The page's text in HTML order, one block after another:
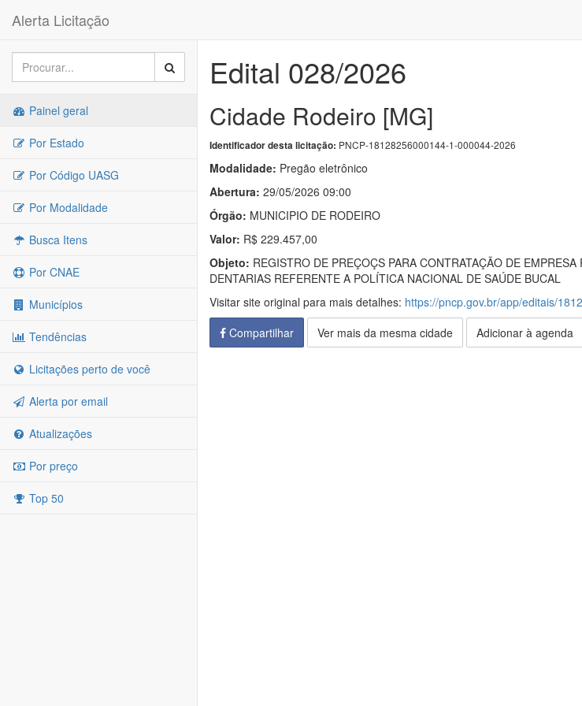
Alerta Licitação
Painel geral
Por Estado
Por Código UASG
Por Modalidade
Busca Itens
Por CNAE
Municípios
Tendências
Licitações perto de você
Alerta por email
Atualizações
Por preço
Top 50
Edital 028/2026
Cidade Rodeiro [MG]
Identificador desta licitação: PNCP-18128256000144-1-000044-2026
Modalidade: Pregão eletrônico
Abertura: 29/05/2026 09:00
Órgão: MUNICIPIO DE RODEIRO
Valor: R$ 229.457,00
Objeto: REGISTRO DE PREÇOÇS PARA CONTRATAÇÃO DE
DENTARIAS REFERENTE A POLÍTICA NACIONAL DE SAÚDE BUCAL
Visitar site original para mais detalhes: https://pncp.gov.br/app/editais/
Compartilhar
Ver mais da mesma cidade Adicionar à agenda